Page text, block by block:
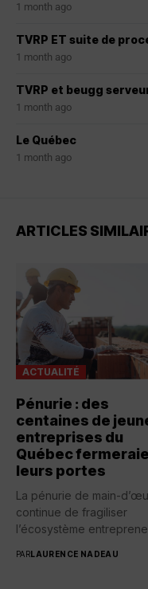
1 month ago
TVRP ET suite de
1 month ago
TVRP et beugg
1 month ago
Le Québec
1 month ago
ARTICLES
ACTUALITÉ
Pénurie : des
centaines de
entreprises du
Québec
leurs portes
La pénurie de main-
continue de fragiliser
l’écosystème
PARLAURENCE NADEAU